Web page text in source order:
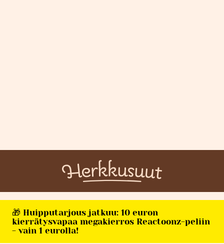
🎁 Huipputarjous jatkuu: 10 euron
kierrätysvapaa megakierros Reactoonz-peliin
- vain 1 eurolla!